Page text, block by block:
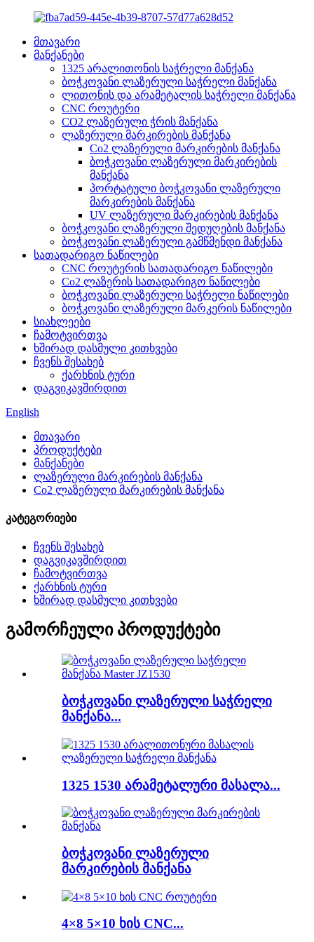
მთავარი
მანქანები
1325 არალითონის საჭრელი მანქანა
ბოჭკოვანი ლაზერული საჭრელი მანქანა
ლითონის და არამეტალის საჭრელი მანქანა
CNC როუტერი
CO2 ლაზერული ჭრის მანქანა
ლაზერული მარკირების მანქანა
Co2 ლაზერული მარკირების მანქანა
ბოჭკოვანი ლაზერული მარკირების
მანქანა
პორტატული ბოჭკოვანი ლაზერული
მარკირების მანქანა
UV ლაზერული მარკირების მანქანა
ბოჭკოვანი ლაზერული შედუღების მანქანა
ბოჭკოვანი ლაზერული გამწმენდი მანქანა
სათადარიგო ნაწილები
CNC როუტერის სათადარიგო ნაწილები
Co2 ლაზერის სათადარიგო ნაწილები
ბოჭკოვანი ლაზერული საჭრელი ნაწილები
ბოჭკოვანი ლაზერული მარკერის ნაწილები
სიახლეები
ჩამოტვირთვა
ხშირად დასმული კითხვები
ჩვენს შესახებ
ქარხნის ტური
დაგვიკავშირდით
English
მთავარი
პროდუქტები
მანქანები
ლაზერული მარკირების მანქანა
Co2 ლაზერული მარკირების მანქანა
კატეგორიები
ჩვენს შესახებ
დაგვიკავშირდით
ჩამოტვირთვა
ქარხნის ტური
ხშირად დასმული კითხვები
გამორჩეული პროდუქტები
ბოჭკოვანი ლაზერული საჭრელი
მანქანა...
1325 1530 არამეტალური მასალა...
ბოჭკოვანი ლაზერული
მარკირების მანქანა
4×8 5×10 ხის CNC...